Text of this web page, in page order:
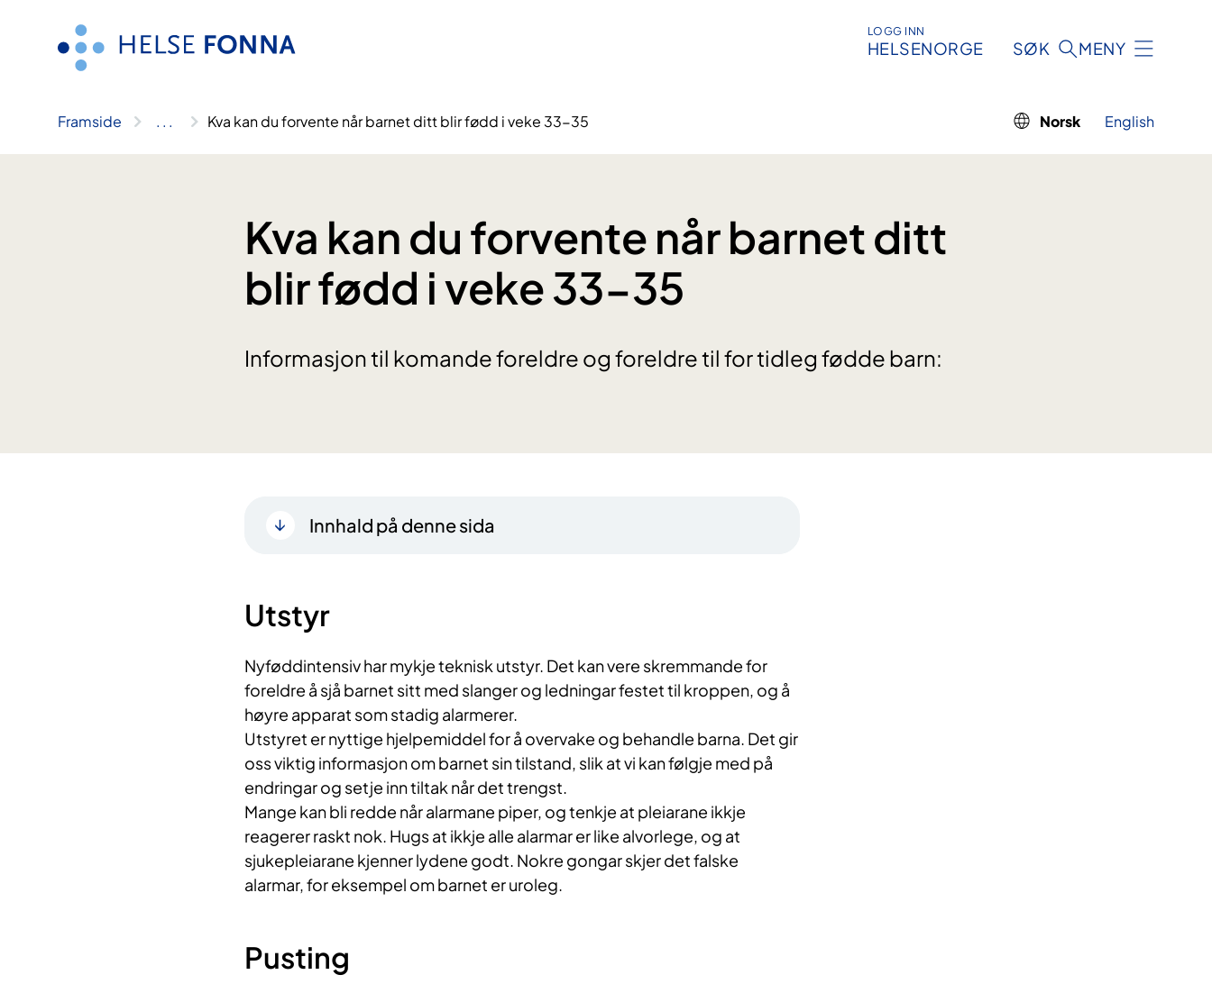
LOGG INN
HELSENORGE SØK MENY
Framside .. . Kva kan du forvente når barnet ditt blir fødd i veke 33-35 Norsk English
Kva kan du forvente når barnet ditt
blir fødd i veke 33-35
Informasjon til komande foreldre og foreldre til for tidleg fødde barn:
Innhald på denne sida
Utstyr
Nyføddintensiv har mykje teknisk utstyr. Det kan vere skremmande for
foreldre å sjå barnet sitt med slanger og ledningar festet til kroppen, og å
høyre apparat som stadig alarmerer.
Utstyret er nyttige hjelpemiddel for å overvake og behandle barna. Det gir
oss viktig informasjon om barnet sin tilstand, slik at vi kan følgje med på
endringar og setje inn tiltak når det trengst.
Mange kan bli redde når alarmane piper, og tenkje at pleiarane ikkje
reagerer raskt nok. Hugs at ikkje alle alarmar er like alvorlege, og at
sjukepleiarane kjenner lydene godt. Nokre gongar skjer det falske
alarmar, for eksempel om barnet er uroleg.
Pusting